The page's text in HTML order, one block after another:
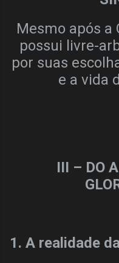
Mesmo após a
possui livre-
por suas
e a vida
III – DO
1. A realidade